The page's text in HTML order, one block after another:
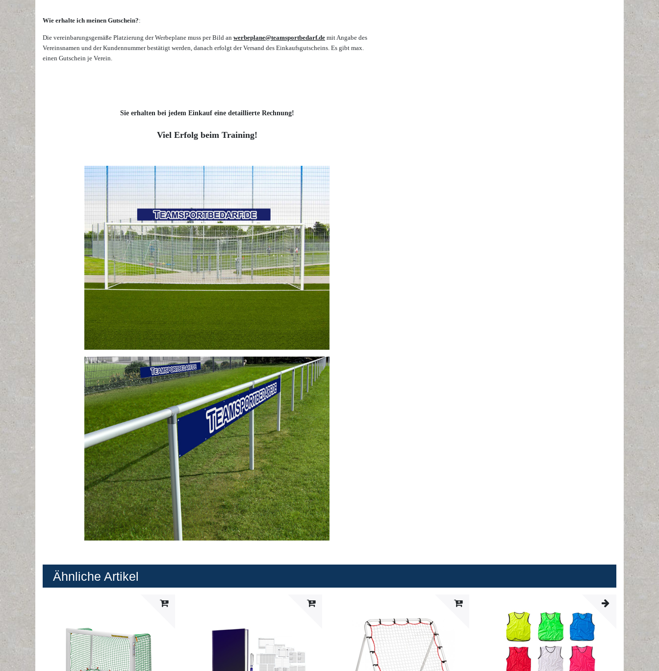
Wie erhalte ich meinen Gutschein?:
Die vereinbarungsgemäße Platzierung der Werbeplane muss per Bild an werbeplane@teamsportbedarf.de mit Angabe des
Vereinsnamen und der Kundennummer bestätigt werden, danach erfolgt der Versand des Einkaufsgutscheins. Es gibt max.
einen Gutschein je Verein.
Sie erhalten bei jedem Einkauf eine detaillierte Rechnung!
Viel Erfolg beim Training!
Ähnliche Artikel